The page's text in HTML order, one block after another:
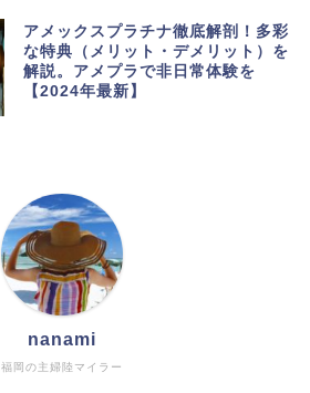
アメックスプラチナ徹底解剖！多彩
な特典（メリット・デメリット）を
解説。アメプラで非日常体験を
【2024年最新】
福岡の主婦陸マイラー
nanami